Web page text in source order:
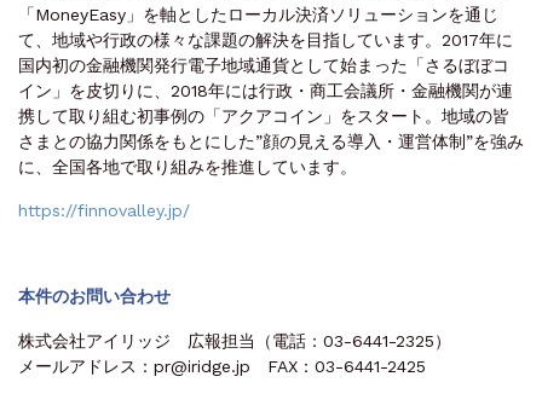
「MoneyEasy」を軸としたローカル決済ソリューションを通じ
て、地域や行政の様々な課題の解決を目指しています。2017年に
国内初の金融機関発行電子地域通貨として始まった「さるぼぼコ
イン」を皮切りに、2018年には行政・商工会議所・金融機関が連
携して取り組む初事例の「アクアコイン」をスタート。地域の皆
さまとの協力関係をもとにした”顔の見える導入・運営体制”を強み
に、全国各地で取り組みを推進しています。
https://finnovalley.jp/
本件のお問い合わせ
株式会社アイリッジ 広報担当（電話：03-6441-2325）
メールアドレス：pr@iridge.jp FAX：03-6441-2425